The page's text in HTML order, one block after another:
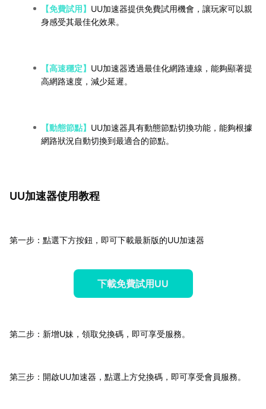
【免費試用】 UU加速器提供免費試用機會，讓玩家可以親
身感受其最佳化效果。
【高速穩定】 UU加速器透過最佳化網路連線，能夠顯著提
高網路速度，減少延遲。
【動態節點】 UU加速器具有動態節點切換功能，能夠根據
網路狀況自動切換到最適合的節點。
UU加速器使用教程
第一步：點選下方按鈕，即可下載最新版的UU加速器
下載免費試用UU
第二步：新增U妹，領取兌換碼，即可享受服務。
第三步：開啟UU加速器，點選上方兌換碼，即可享受會員服務。